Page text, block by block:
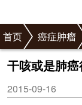
首页 癌症肿瘤
干咳或是肺
2015-09-16